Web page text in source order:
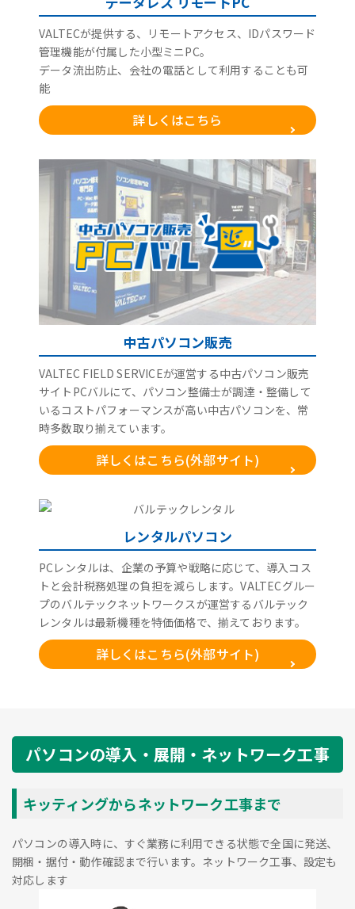
VALTECが提供する、リモートアクセス、IDパスワード
管理機能が付属した小型ミニPC。
データ流出防止、会社の電話として利用することも可
能
詳しくはこちら
中古パソコン販売
VALTEC FIELD SERVICEが運営する中古パソコン販売
サイトPCバルにて、パソコン整備士が調達・整備して
いるコストパフォーマンスが高い中古パソコンを、常
時多数取り揃えています。
詳しくはこちら(外部サイト)
レンタルパソコン
PCレンタルは、企業の予算や戦略に応じて、導入コス
トと会計税務処理の負担を減らします。VALTECグルー
プのバルテックネットワークスが運営するバルテック
レンタルは最新機種を特価価格で、揃えております。
詳しくはこちら(外部サイト)
パソコンの導入・展開・ネットワーク工事
キッティングからネットワーク工事まで
パソコンの導入時に、すぐ業務に利用できる状態で全国に発送、
開梱・据付・動作確認まで行います。ネットワーク工事、設定も
対応します